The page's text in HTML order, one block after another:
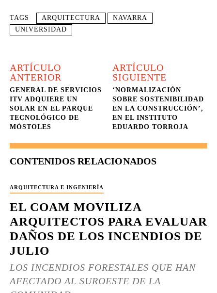
TAGS ARQUITECTURA
NAVARRA
UNIVERSIDAD
ARTÍCULO
ANTERIOR
GENERAL DE SERVICIOS
ITV ADQUIERE UN
SOLAR EN EL PARQUE
TECNOLÓGICO DE
MÓSTOLES
ARTÍCULO
SIGUIENTE
‘NORMALIZACIÓN
SOBRE SOSTENIBILIDAD
EN LA CONSTRUCCIÓN’,
EN EL INSTITUTO
EDUARDO TORROJA
CONTENIDOS RELACIONADOS
ARQUITECTURA E INGENIERÍA
EL COAM MOVILIZA
ARQUITECTOS PARA EVALUAR
DAÑOS DE LOS INCENDIOS DE
JULIO
LOS INCENDIOS FORESTALES QUE HAN
AFECTADO AL SUROESTE DE LA